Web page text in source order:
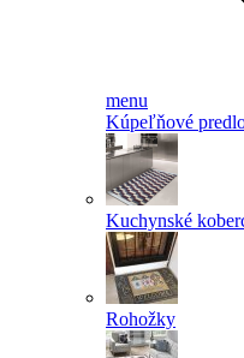
menu
Kúpeľňové
Kuchynské
Rohožky